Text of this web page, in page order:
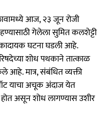
आज, २३ जून रोजी
गेलेला सुमित कलशेट्टी
घटना घडली आहे.
शोध पथकाने तात्काळ
आहे. मात्र, संबंधित व्यक्ती
याचा अचूक अंदाज येत
असून शोध लागण्यास उशीर